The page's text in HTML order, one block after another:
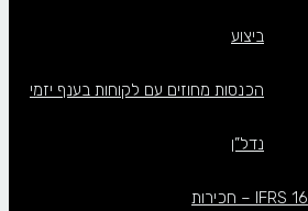
ביצוע
הכנסות מחוזים עם לקוחות בענף יזמי
נדל”ן
IFRS 16 – חכירות